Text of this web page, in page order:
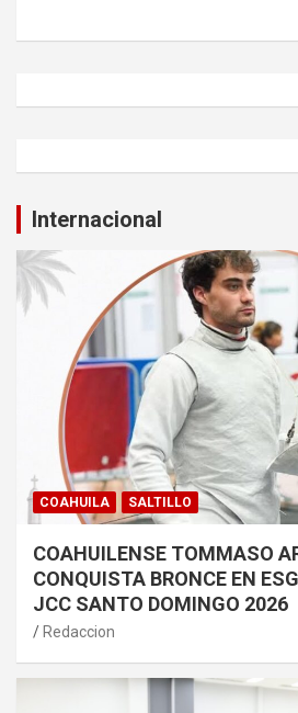
Internacional
COAHUILA SALTILLO
COAHUILENSE TOMMASO
CONQUISTA BRONCE EN
JCC SANTO DOMINGO 2026
Redaccion